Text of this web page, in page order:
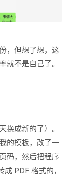
，但想了想，这
就不是自己了。
换成新的了）。
的模板，改了一
码，然后把程序
PDF 格式的，